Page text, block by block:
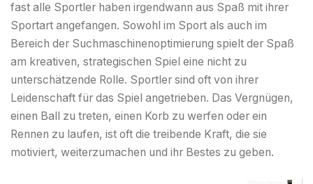
fast alle Sportler haben irgendwann aus Spaß mit ihrer
Sportart angefangen. Sowohl im Sport als auch im
Bereich der Suchmaschinenoptimierung spielt der Spaß
am kreativen, strategischen Spiel eine nicht zu
unterschätzende Rolle. Sportler sind oft von ihrer
Leidenschaft für das Spiel angetrieben. Das Vergnügen,
einen Ball zu treten, einen Korb zu werfen oder ein
Rennen zu laufen, ist oft die treibende Kraft, die sie
motiviert, weiterzumachen und ihr Bestes zu geben.